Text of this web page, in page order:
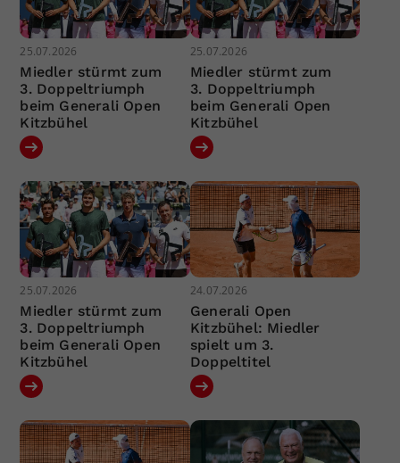
25.07.2026
Miedler stürmt zum
3. Doppeltriumph
beim Generali Open
Kitzbühel
25.07.2026
Miedler stürmt zum
3. Doppeltriumph
beim Generali Open
Kitzbühel
25.07.2026
Miedler stürmt zum
3. Doppeltriumph
beim Generali Open
Kitzbühel
24.07.2026
Generali Open
Kitzbühel: Miedler
spielt um 3.
Doppeltitel